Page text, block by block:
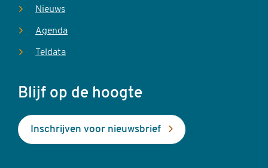
Nieuws
Agenda
Teldata
Blijf op de hoogte
Inschrijven voor nieuwsbrief